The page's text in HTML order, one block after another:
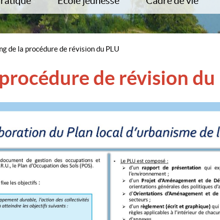
la mairie
Administratives
Inscriptions et démarches en ligne
Ecole du Clos de la fontaine
Trouver une assistante maternelle
PLU
PADD
Collectes des déchets
de la procédure de révision du PLU
de révision du